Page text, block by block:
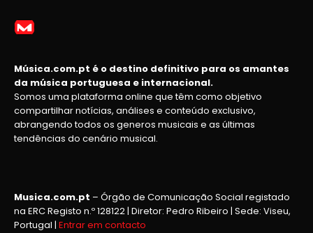
Música.com.pt é o destino definitivo para os amantes
da música portuguesa e internacional.
Somos uma plataforma online que têm como objetivo
compartilhar notícias, análises e conteúdo exclusivo,
abrangendo todos os generos musicais e as últimas
tendências do cenário musical.
Musica.com.pt – Órgão de Comunicação Social registado
na ERC Registo n.º 128122 | Diretor: Pedro Ribeiro | Sede: Viseu,
Portugal | Entrar em contacto